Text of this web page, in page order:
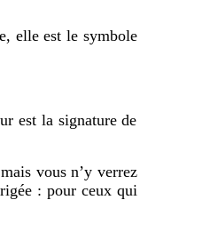
elle est le symbole
est la signature de
vous n’y verrez
: pour ceux qui